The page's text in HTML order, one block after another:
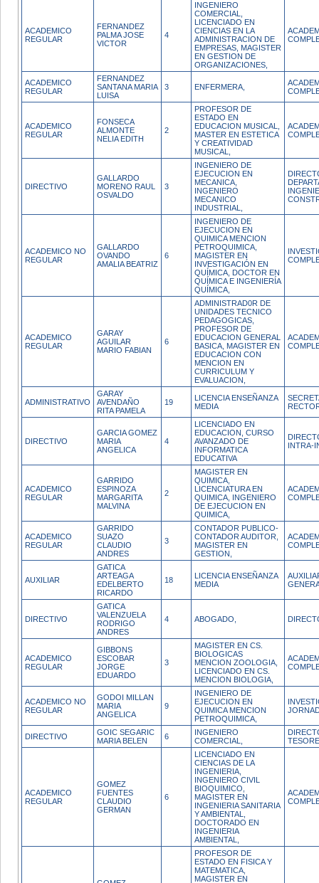
ACADEMICO
REGULAR
FERNANDEZ
PALMA JOSE
VICTOR
4
INGENIERO
COMERCIAL,
LICENCIADO EN
CIENCIAS EN LA
ADMINISTRACION DE
EMPRESAS, MAGISTER
EN GESTION DE
ORGANIZACIONES,
ACADEMICO
REGULAR
FERNANDEZ
SANTANA MARIA
LUISA
3 ENFERMERA,
ACADEMICO
REGULAR
FONSECA
ALMONTE
NELIA EDITH
2
PROFESOR DE
ESTADO EN
EDUCACION MUSICAL,
MASTER EN ESTETICA
Y CREATIVIDAD
MUSICAL,
DIRECTIVO
GALLARDO
MORENO RAUL
OSVALDO
3
INGENIERO DE
EJECUCION EN
MECANICA,
INGENIERO
MECANICO
INDUSTRIAL,
ACADEMICO NO
REGULAR
GALLARDO
OVANDO
AMALIA BEATRIZ
6
INGENIERO DE
EJECUCION EN
QUIMICA MENCION
PETROQUIMICA,
MAGISTER EN
INVESTIGACIÓN EN
QUÍMICA, DOCTOR EN
QUÍMICA E INGENIERÍA
QUÍMICA,
ACADEMICO
REGULAR
GARAY
AGUILAR
MARIO FABIAN
6
ADMINISTRAD0R DE
UNIDADES TECNICO
PEDAGOGICAS,
PROFESOR DE
EDUCACION GENERAL
BASICA, MAGISTER EN
EDUCACION CON
MENCION EN
CURRICULUM Y
EVALUACION,
ADMINISTRATIVO
GARAY
AVENDAÑO
RITA PAMELA
19
LICENCIA ENSEÑANZA
MEDIA
DIRECTIVO
GARCIA GOMEZ
MARIA
ANGELICA
4
LICENCIADO EN
EDUCACION, CURSO
AVANZADO DE
INFORMATICA
EDUCATIVA
INTRA-
ACADEMICO
REGULAR
GARRIDO
ESPINOZA
MARGARITA
MALVINA
2
MAGISTER EN
QUIMICA,
LICENCIATURA EN
QUIMICA, INGENIERO
DE EJECUCION EN
QUIMICA,
ACADEMICO
REGULAR
GARRIDO
SUAZO
CLAUDIO
ANDRES
3
CONTADOR PUBLICO-
CONTADOR AUDITOR,
MAGISTER EN
GESTION,
AUXILIAR
GATICA
ARTEAGA
EDELBERTO
RICARDO
18
LICENCIA ENSEÑANZA
MEDIA
DIRECTIVO
GATICA
VALENZUELA
RODRIGO
ANDRES
4 ABOGADO,
ACADEMICO
REGULAR
GIBBONS
ESCOBAR
JORGE
EDUARDO
3
MAGISTER EN CS.
BIOLOGICAS
MENCION ZOOLOGIA,
LICENCIADO EN CS.
MENCION BIOLOGIA,
ACADEMICO NO
REGULAR
GODOI MILLAN
MARIA
ANGELICA
9
INGENIERO DE
EJECUCION EN
QUIMICA MENCION
PETROQUIMICA,
DIRECTIVO
GOIC SEGARIC
MARIA BELEN
6
INGENIERO
COMERCIAL,
ACADEMICO
REGULAR
GOMEZ
FUENTES
CLAUDIO
GERMAN
6
LICENCIADO EN
CIENCIAS DE LA
INGENIERIA,
INGENIERO CIVIL
BIOQUIMICO,
MAGISTER EN
INGENIERIA SANITARIA
Y AMBIENTAL,
DOCTORADO EN
INGENIERIA
AMBIENTAL,
PROFESOR DE
ESTADO EN FISICA Y
MATEMATICA,
MAGISTER EN